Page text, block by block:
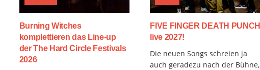
Burning Witches
komplettieren das Line-up
der The Hard Circle Festivals
2026
FIVE FINGER DEATH PUNCH
live 2027!
Die neuen Songs schreien ja
auch geradezu nach der Bühne,